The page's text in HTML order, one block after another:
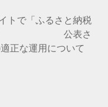
トで「ふるさと納税
等」が 公表さ
正な運用について